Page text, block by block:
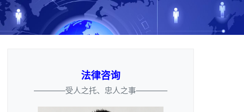
法律咨询
————受人之托、忠人之事————